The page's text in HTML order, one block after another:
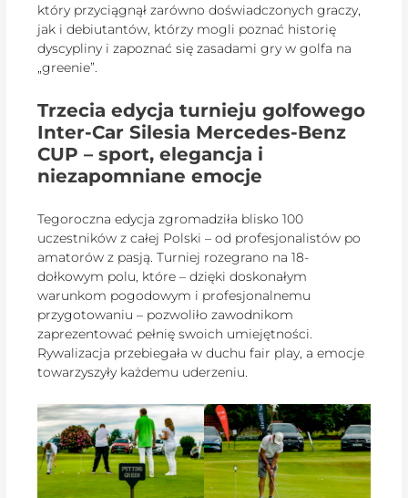
który przyciągnął zarówno doświadczonych graczy,
jak i debiutantów, którzy mogli poznać historię
dyscypliny i zapoznać się zasadami gry w golfa na
„greenie”.
Trzecia edycja turnieju golfowego
Inter-Car Silesia Mercedes-Benz
CUP – sport, elegancja i
niezapomniane emocje
Tegoroczna edycja zgromadziła blisko 100
uczestników z całej Polski – od profesjonalistów po
amatorów z pasją. Turniej rozegrano na 18-
dołkowym polu, które – dzięki doskonałym
warunkom pogodowym i profesjonalnemu
przygotowaniu – pozwoliło zawodnikom
zaprezentować pełnię swoich umiejętności.
Rywalizacja przebiegała w duchu fair play, a emocje
towarzyszyły każdemu uderzeniu.